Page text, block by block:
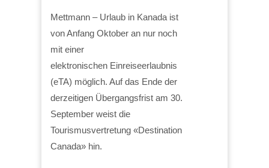
Mettmann – Urlaub in Kanada ist
von Anfang Oktober an nur noch
mit einer
elektronischen Einreiseerlaubnis
(eTA) möglich. Auf das Ende der
derzeitigen Übergangsfrist am 30.
September weist die
Tourismusvertretung «Destination
Canada» hin.